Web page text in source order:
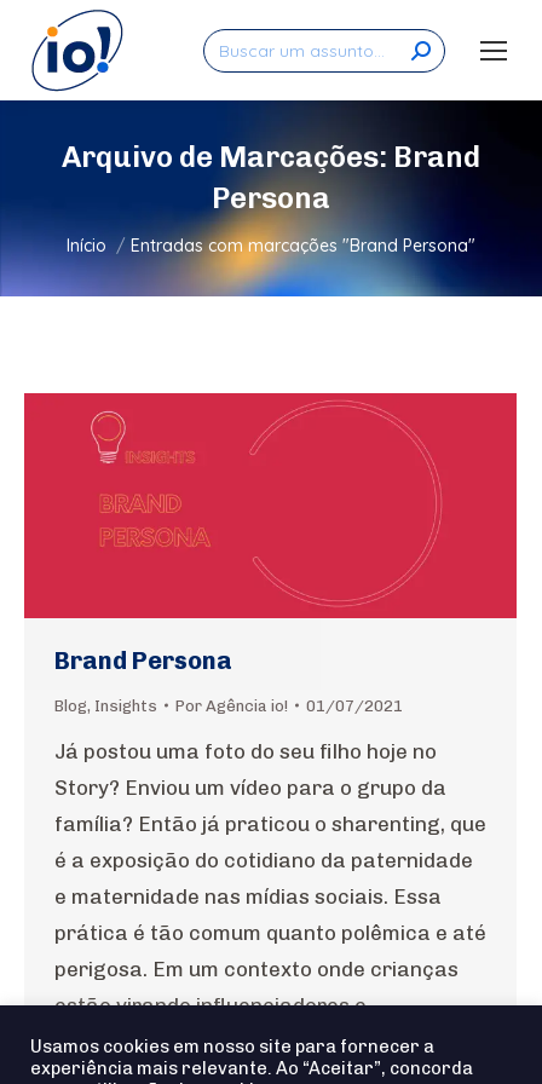
Search:
Arquivo de Marcações: Brand
Persona
Você está aqui:
Início Entradas com marcações "Brand Persona"
Brand Persona
Blog, Insights Por Agência io! 01/07/2021
Já postou uma foto do seu filho hoje no
Story? Enviou um vídeo para o grupo da
família? Então já praticou o sharenting, que
é a exposição do cotidiano da paternidade
e maternidade nas mídias sociais. Essa
prática é tão comum quanto polêmica e até
perigosa. Em um contexto onde crianças
estão virando influenciadores e…
Usamos cookies em nosso site para fornecer a
experiência mais relevante. Ao “Aceitar”, concorda